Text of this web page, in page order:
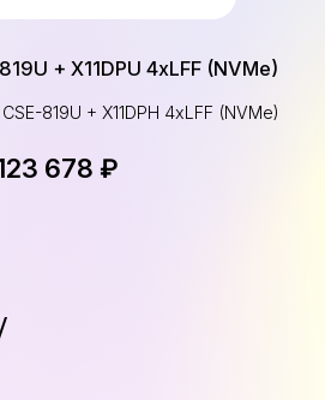
+ X11DPU 4xLFF (NVMe)
819U + X11DPH 4xLFF (NVMe)
678 ₽